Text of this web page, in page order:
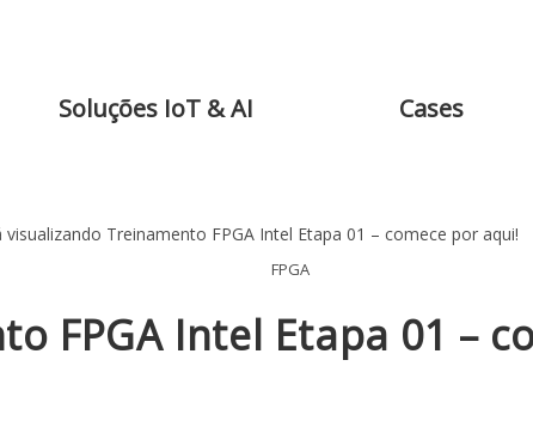
Soluções IoT & AI Cases
FPGA
FPGA Intel Etapa 01 –